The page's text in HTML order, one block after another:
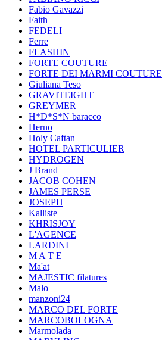
Fabio Gavazzi
Faith
FEDELI
Ferre
FLASHIN
FORTE COUTURE
FORTE DEI MARMI COUTURE
Giuliana Teso
GRAVITEIGHT
GREYMER
H*D*S*N baracco
Herno
Holy Caftan
HOTEL PARTICULIER
HYDROGEN
J Brand
JACOB COHEN
JAMES PERSE
JOSEPH
Kalliste
KHRISJOY
L'AGENCE
LARDINI
M A T E
Ma'at
MAJESTIC filatures
Malo
manzoni24
MARCO DEL FORTE
MARCOBOLOGNA
Marmolada